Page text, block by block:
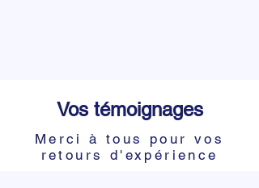
Vos témoignages
Merci à tous pour vos
retours d'expérience